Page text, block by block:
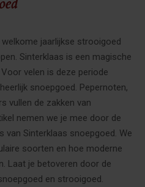
jaarlijkse strooigoed
Sinterklaas is een magische
velen is deze periode
snoepgoed. Pepernoten,
vullen de zakken van
nemen we je mee door de
van Sinterklaas snoepgoed. We
soorten en hoe moderne
Laat je betoveren door de
en strooigoed.